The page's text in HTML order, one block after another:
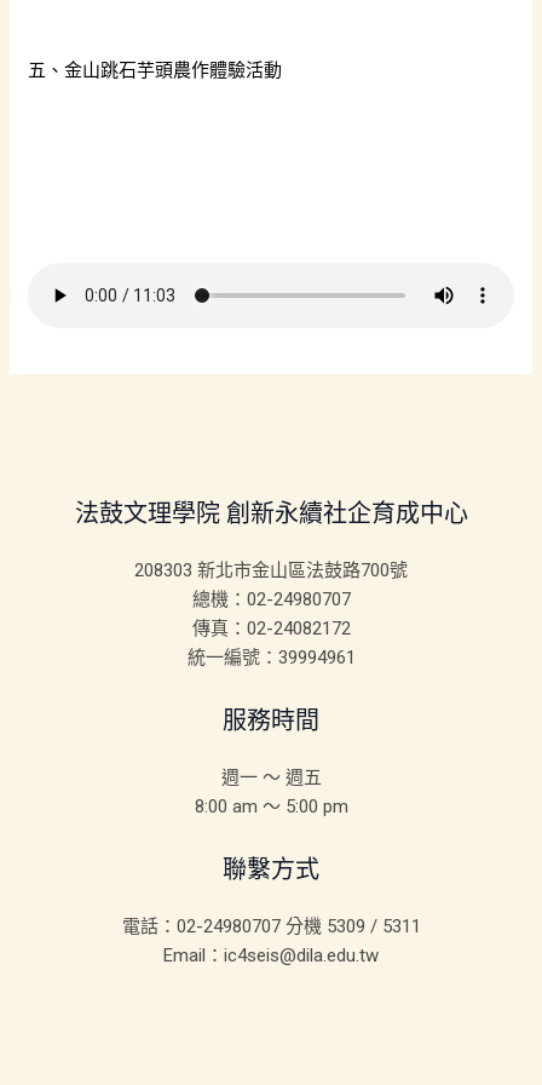
五、金山跳石芋頭農作體驗活動
法鼓文理學院 創新永續社企育成中心
208303 新北市金山區法鼓路700號
總機：02-24980707
傳真：02-24082172
統一編號：39994961
服務時間
週一 ～ 週五
8:00 am ～ 5:00 pm
聯繫方式
電話：02-24980707 分機 5309 / 5311
Email：ic4seis@dila.edu.tw